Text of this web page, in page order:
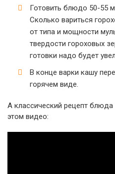
Готовить блюдо 50-55
Сколько вариться
от типа и мощности
твердости гороховых
готовки надо будет
В конце варки кашу
горячем виде.
А классический рецепт блюда
этом видео: